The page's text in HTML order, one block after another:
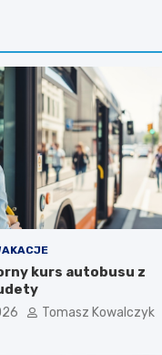
kurs autobusu z
Tomasz Kowalczyk